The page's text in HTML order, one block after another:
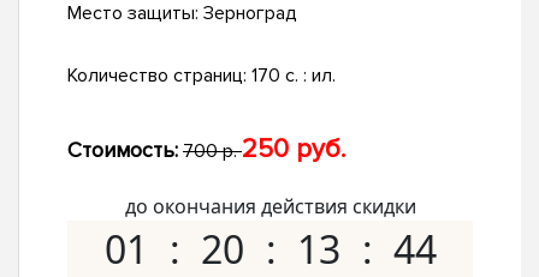
Место защиты: Зерноград
Количество страниц: 170 с. : ил.
Стоимость: 700 р.250 руб.
до окончания действия скидки
01 20 13 43